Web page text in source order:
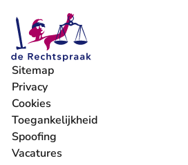
Sitemap
Privacy
Cookies
Toegankelijkheid
Spoofing
Vacatures
- U verlaat Rechtspraak.nl